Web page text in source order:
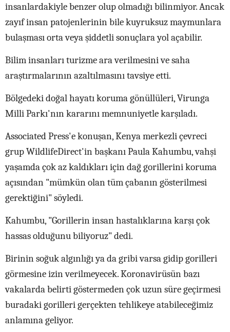
insanlardakiyle benzer olup olmadığı bilinmiyor. Ancak
zayıf insan patojenlerinin bile kuyruksuz maymunlara
bulaşması orta veya şiddetli sonuçlara yol açabilir.
Bilim insanları turizme ara verilmesini ve saha
araştırmalarının azaltılmasını tavsiye etti.
Bölgedeki doğal hayatı koruma gönüllüleri, Virunga
Milli Parkı'nın kararını memnuniyetle karşıladı.
Associated Press'e konuşan, Kenya merkezli çevreci
grup WildlifeDirect'in başkanı Paula Kahumbu, vahşi
yaşamda çok az kaldıkları için dağ gorillerini koruma
açısından "mümkün olan tüm çabanın gösterilmesi
gerektiğini" söyledi.
Kahumbu, "Gorillerin insan hastalıklarına karşı çok
hassas olduğunu biliyoruz" dedi.
Birinin soğuk algınlığı ya da gribi varsa gidip gorilleri
görmesine izin verilmeyecek. Koronavirüsün bazı
vakalarda belirti göstermeden çok uzun süre geçirmesi
buradaki gorilleri gerçekten tehlikeye atabileceğimiz
anlamına geliyor.